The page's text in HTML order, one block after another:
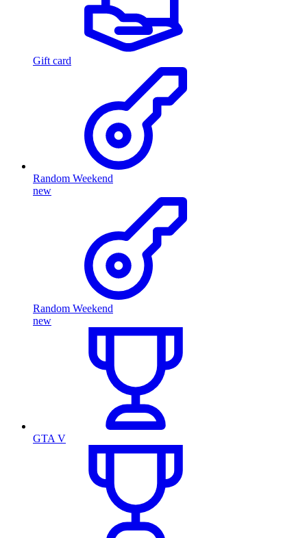
Gift card
Random Weekend
new
Random Weekend
new
GTA V